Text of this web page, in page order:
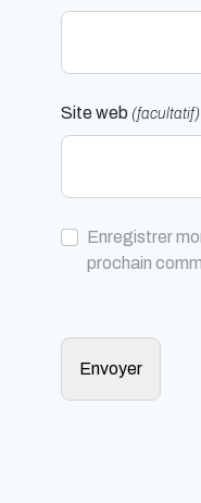
Site web (facultatif)
Enregistrer
prochain